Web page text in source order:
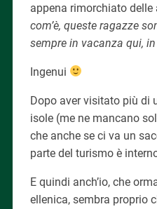
appena rimorchiato delle
com’è, queste ragazze
sempre in vacanza qui, in
Ingenui
Dopo aver visitato più di
isole (me ne mancano
che anche se ci va un
parte del turismo è
E quindi anch’io, che
ellenica, sembra proprio